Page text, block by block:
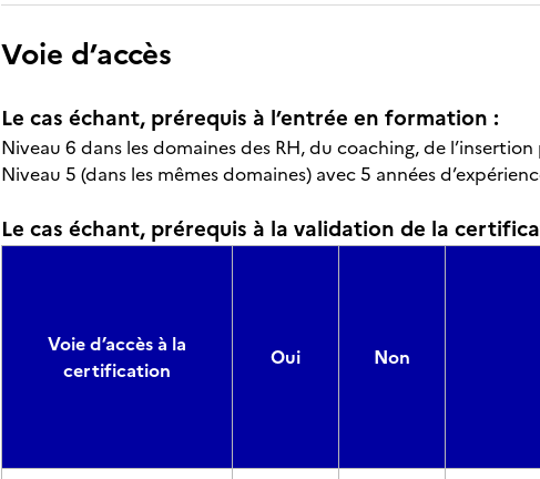
Voie d’accès
Le cas échant, prérequis à l’entrée en formation :
Niveau 6 dans les domaines des RH, du coaching, de
Niveau 5 (dans les mêmes domaines) avec 5 années
Le cas échant, prérequis à la validation de la
Voie d’accès à la
certification
Oui Non